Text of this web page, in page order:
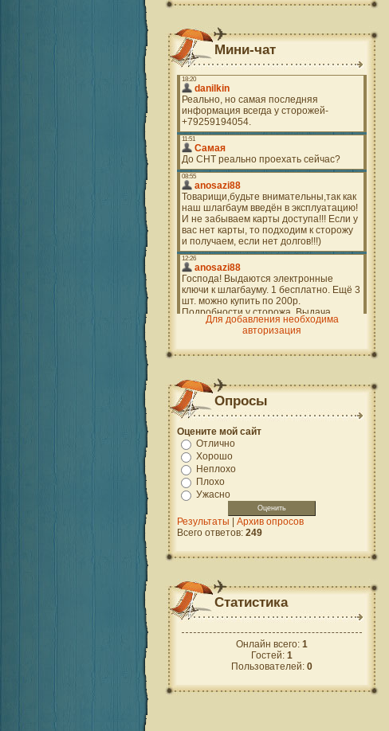
Мини-чат
Для добавления необходима
авторизация
Опросы
Оцените мой сайт
Отлично
Хорошо
Неплохо
Плохо
Ужасно
Результаты | Архив опросов
Всего ответов: 249
Статистика
Онлайн всего: 1
Гостей: 1
Пользователей: 0